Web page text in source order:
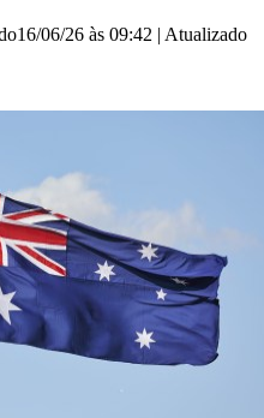
16/06/26 às 09:42 | Atualizado